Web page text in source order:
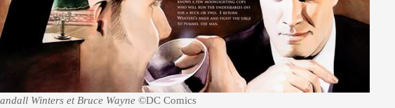
Winters et Bruce Wayne©DC Comics